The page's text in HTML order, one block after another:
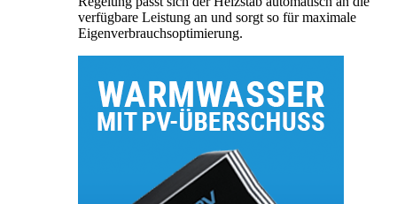
verfügbare Leistung an und sorgt so für maximale
Eigenverbrauchsoptimierung.